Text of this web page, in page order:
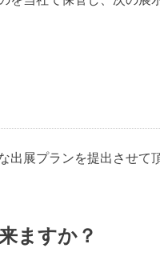
展プランを提出させて
ますか？